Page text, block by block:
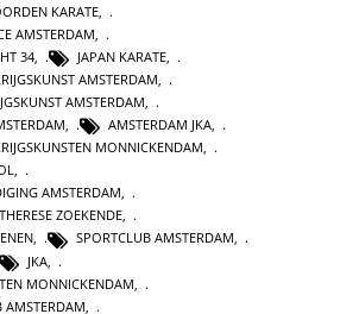
KARATE
AMSTERDAM
34
JAPAN KARATE
AMSTERDAM,
AMSTERDAM,
, AMSTERDAM JKA,
MONNICKENDAM,
,
AMSTERDAM,
ZOEKENDE,
, SPORTCLUB AMSTERDAM,
JKA
MONNICKENDAM
AMSTERDAM